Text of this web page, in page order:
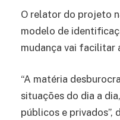
O relator do projeto
modelo de
mudança vai facilitar
“A matéria
situações do dia a
públicos e privados”,